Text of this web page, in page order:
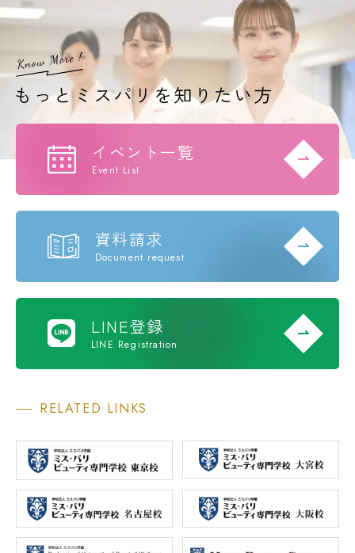
イベント一覧
Event List
資料請求
Document request
LINE登録
LINE Registration
RELATED LINKS